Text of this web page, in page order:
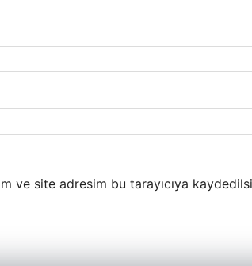
ve site adresim bu tarayıcıya